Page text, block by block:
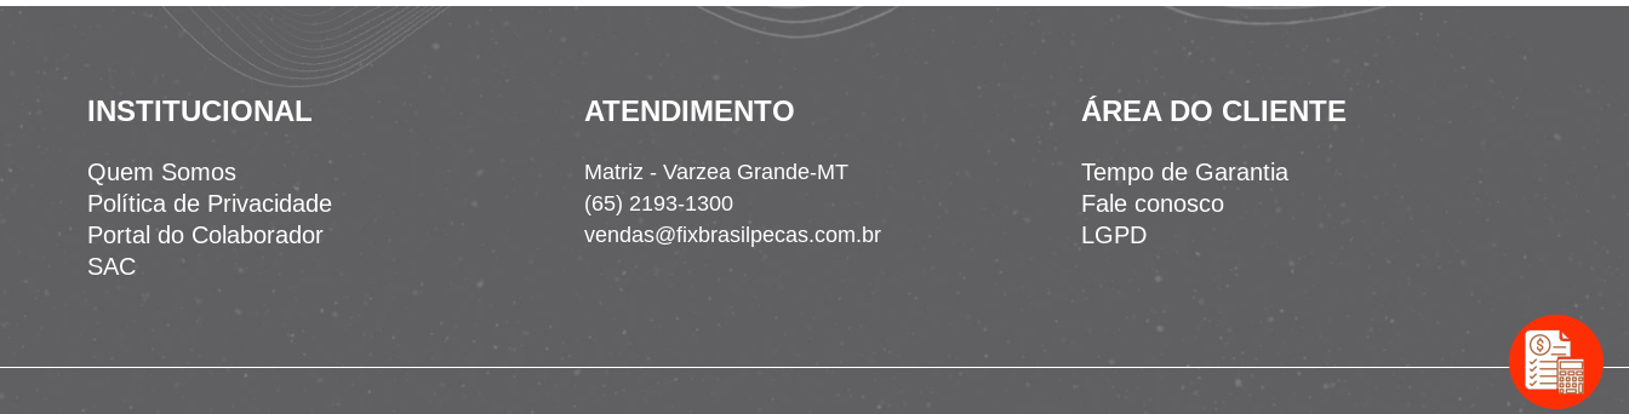
INSTITUCIONAL
Quem Somos
Política de Privacidade
Portal do Colaborador
SAC
ATENDIMENTO
Matriz - Varzea Grande-MT
(65) 2193-1300
vendas@fixbrasilpecas.com.br
ÁREA DO CLIENTE
Tempo de Garantia
Fale conosco
LGPD